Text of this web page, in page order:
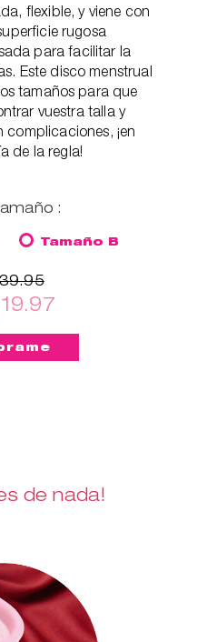
flexible, y viene con
rugosa
para facilitar la
Este disco menstrual
tamaños para que
vuestra talla y
complicaciones, ¡en
de la regla!
:
Tamaño B
de nada!